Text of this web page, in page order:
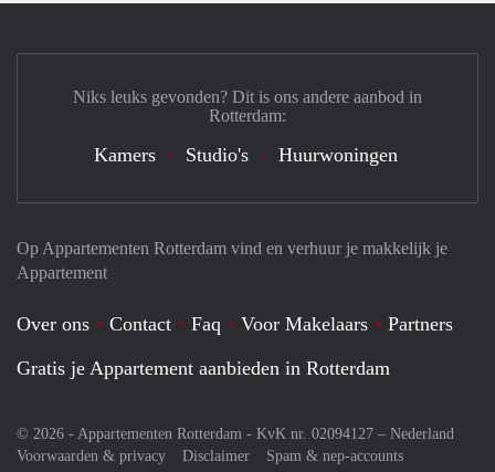
Op Appartementen Rotterdam vind en verhuur je makkelijk je
Appartement
Over ons Contact Faq Voor Makelaars
Partners
Gratis je Appartement aanbieden in Rotterdam
© 2026 - Appartementen Rotterdam - KvK nr. 02094127 – Nederland
Voorwaarden & privacy
Disclaimer
Spam & nep-accounts
Niks leuks gevonden? Dit is ons andere aanbod in
Rotterdam:
Kamers Studio's Huurwoningen